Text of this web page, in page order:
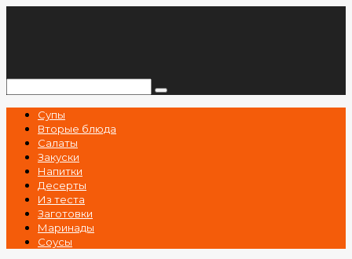
Супы
Вторые блюда
Салаты
Закуски
Напитки
Десерты
Из теста
Заготовки
Маринады
Соусы